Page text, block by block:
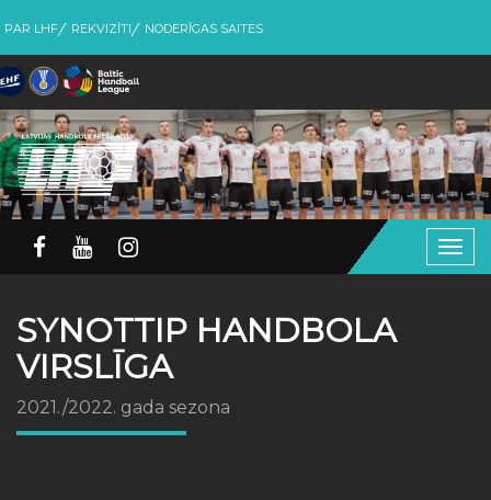
PAR LHF REKVIZĪTI NODERĪGAS SAITES
SYNOTTIP HANDBOLA
VIRSLĪGA
2021./2022. gada sezona